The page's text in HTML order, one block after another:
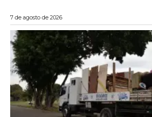
7 de agosto de 2026